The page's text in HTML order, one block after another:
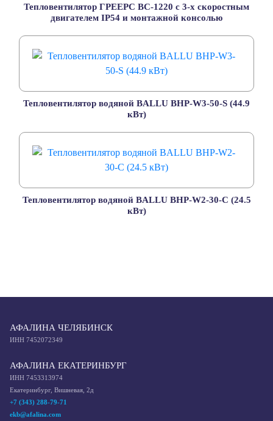
Тепловентилятор ГРЕЕРС ВС-1220 с 3-х скоростным
двигателем IP54 и монтажной консолью
Тепловентилятор водяной BALLU BHP-W3-50-S (44.9
кВт)
Тепловентилятор водяной BALLU BHP-W2-30-С (24.5
кВт)
АФАЛИНА ЧЕЛЯБИНСК
ИНН 7452072349
АФАЛИНА ЕКАТЕРИНБУРГ
ИНН 7453313974
Екатеринбург, Вишневая, 2д
+7 (343) 288-79-71
ekb@afalina.com